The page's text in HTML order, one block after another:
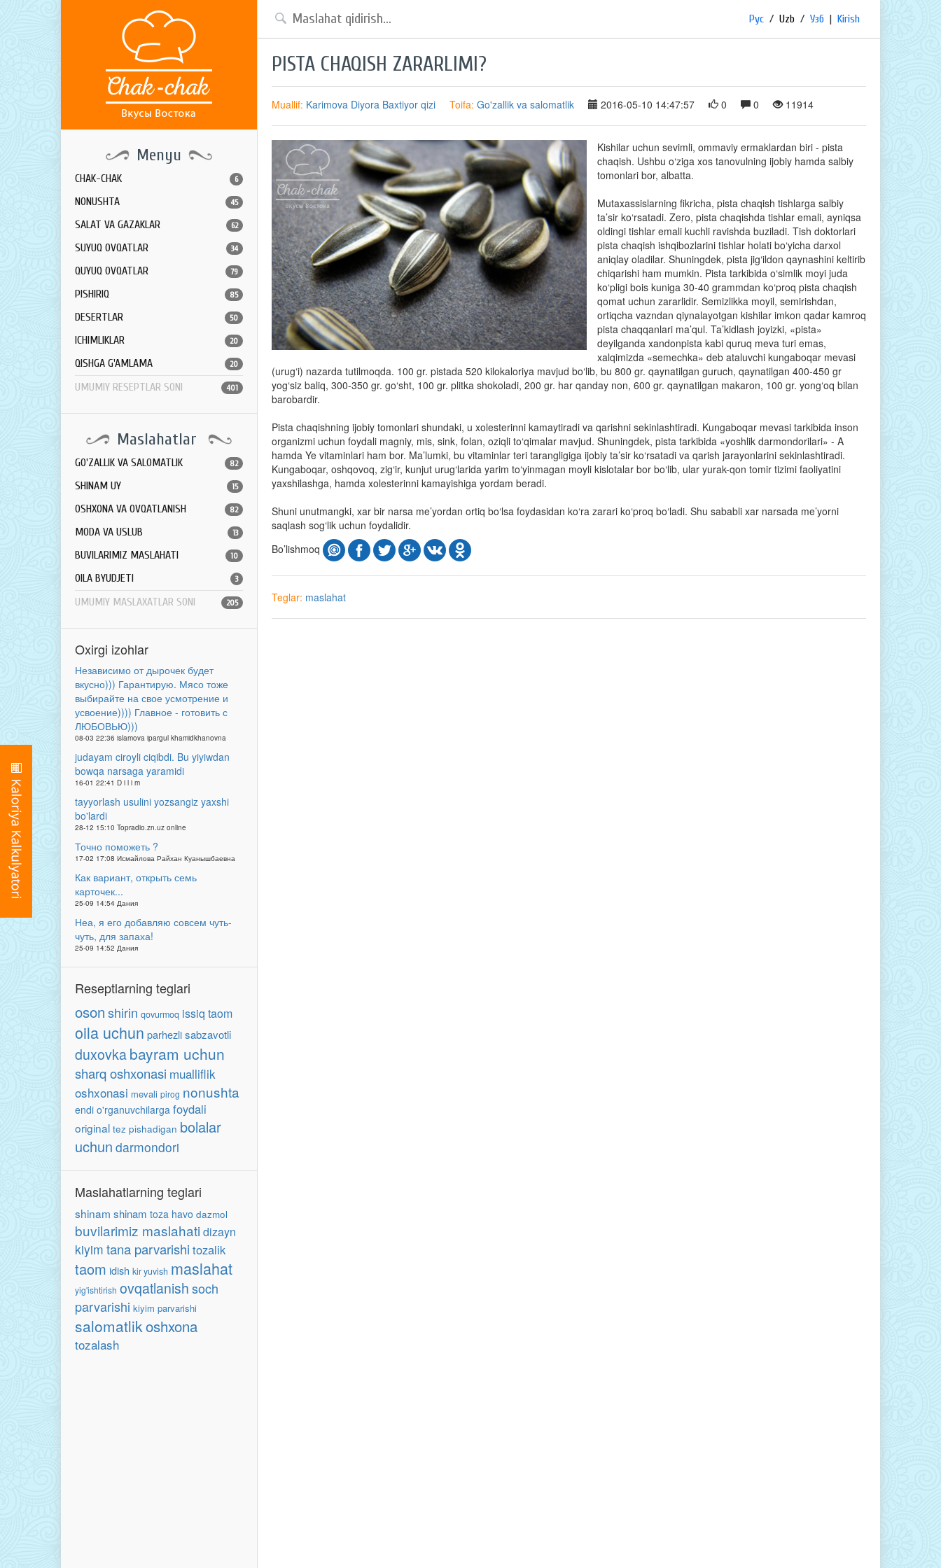
Menyu
CHAK-CHAK 6
NONUSHTA 45
SALAT VA GAZAKLAR 62
SUYUQ OVQATLAR 34
QUYUQ OVQATLAR 79
PISHIRIQ 85
DESERTLAR 50
ICHIMLIKLAR 20
QISHGA G'AMLAMA 20
UMUMIY RESEPTLAR SONI 401
Maslahatlar
GO'ZALLIK VA SALOMATLIK 82
SHINAM UY 15
OSHXONA VA OVQATLANISH 82
MODA VA USLUB 13
BUVILARIMIZ MASLAHATI 10
OILA BYUDJETI 3
UMUMIY MASLAXATLAR SONI 205
Oxirgi izohlar
Независимо от дырочек будет
вкусно))) Гарантирую. Мясо тоже
выбирайте на свое усмотрение и
усвоение)))) Главное - готовить с
ЛЮБОВЬЮ)))
08-03 22:36 islamova ipargul khamidkhanovna
judayam ciroyli ciqibdi. Bu yiyiwdan
bowqa narsaga yaramidi
16-01 22:41 D i l i m
tayyorlash usulini yozsangiz yaxshi
bo'lardi
28-12 15:10 Topradio.zn.uz online
Точно поможеть ?
17-02 17:08 Исмайлова Райхан Куанышбаевна
Как вариант, открыть семь
карточек...
25-09 14:54 Дания
Неа, я его добавляю совсем чуть-
чуть, для запаха!
25-09 14:52 Дания
Reseptlarning teglari
osonshirin qovurmoq issiq taom
oila uchun parhezlisabzavotli
duxovkabayram uchun
sharq oshxonasi mualliflik
oshxonasi mevali pirog nonushta
endi o'rganuvchilarga foydali
original tez pishadigan bolalar
uchun darmondori
Maslahatlarning teglari
shinam shinam toza havo dazmol
buvilarimiz maslahati dizayn
kiyim tana parvarishi tozalik
taom idish kir yuvish maslahat
yig'ishtirish ovqatlanishsoch
parvarishi kiyim parvarishi
salomatlikoshxona
tozalash
Рус / Uzb / Узб | Kirish
PISTA CHAQISH ZARARLIMI?
Muallif: Karimova Diyora Baxtiyor qizi Toifa: Go'zallik va salomatlik 2016-05-10 14:47:57 0 0 11914
Kishilar uchun sevimli, ommaviy ermaklardan biri - pista
chaqish. Ushbu o‘ziga xos tanovulning ijobiy hamda salbiy
tomonlari bor, albatta.
Mutaxassislarning fikricha, pista chaqish tishlarga salbiy
ta’sir ko‘rsatadi. Zero, pista chaqishda tishlar emali, ayniqsa
oldingi tishlar emali kuchli ravishda buziladi. Tish doktorlari
pista chaqish ishqibozlarini tishlar holati bo‘yicha darxol
aniqlay oladilar. Shuningdek, pista jig‘ildon qaynashini keltirib
chiqarishi ham mumkin. Pista tarkibida o‘simlik moyi juda
ko‘pligi bois kuniga 30-40 grammdan ko‘proq pista chaqish
qomat uchun zararlidir. Semizlikka moyil, semirishdan,
ortiqcha vazndan qiynalayotgan kishilar imkon qadar kamroq
pista chaqqanlari ma’qul. Ta’kidlash joyizki, «pista»
deyilganda xandonpista kabi quruq meva turi emas,
xalqimizda «semechka» deb ataluvchi kungaboqar mevasi
(urug‘i) nazarda tutilmoqda. 100 gr. pistada 520 kilokaloriya mavjud bo‘lib, bu 800 gr. qaynatilgan guruch, qaynatilgan 400-450 gr
yog‘siz baliq, 300-350 gr. go‘sht, 100 gr. plitka shokoladi, 200 gr. har qanday non, 600 gr. qaynatilgan makaron, 100 gr. yong‘oq bilan
barobardir.
Pista chaqishning ijobiy tomonlari shundaki, u xolesterinni kamaytiradi va qarishni sekinlashtiradi. Kungaboqar mevasi tarkibida inson
organizmi uchun foydali magniy, mis, sink, folan, oziqli to‘qimalar mavjud. Shuningdek, pista tarkibida «yoshlik darmondorilari» - A
hamda Ye vitaminlari ham bor. Ma’lumki, bu vitaminlar teri tarangligiga ijobiy ta’sir ko‘rsatadi va qarish jarayonlarini sekinlashtiradi.
Kungaboqar, oshqovoq, zig‘ir, kunjut urug‘larida yarim to‘yinmagan moyli kislotalar bor bo‘lib, ular yurak-qon tomir tizimi faoliyatini
yaxshilashga, hamda xolesterinni kamayishiga yordam beradi.
Shuni unutmangki, xar bir narsa me’yordan ortiq bo‘lsa foydasidan ko‘ra zarari ko‘proq bo‘ladi. Shu sababli xar narsada me’yorni
saqlash sog‘lik uchun foydalidir.
Bo’lishmoq
Teglar: maslahat